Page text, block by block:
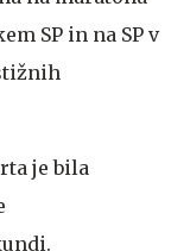
SP in na SP v
je bila